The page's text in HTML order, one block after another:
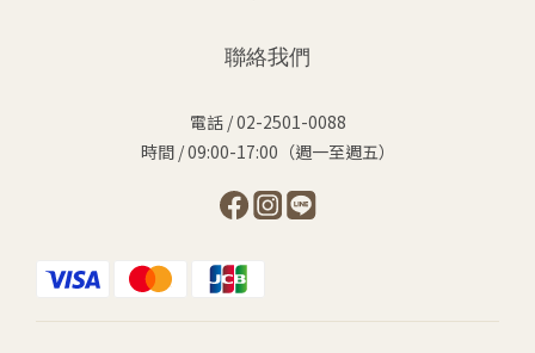
聯絡我們
電話 / 02-2501-0088
時間 / 09:00-17:00（週一至週五）